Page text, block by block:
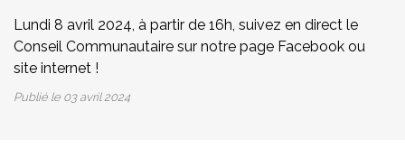
Lundi 8 avril 2024, à partir de 16h, suivez en direct le
Conseil Communautaire sur notre page Facebook ou
site internet !
Publié le 03 avril 2024